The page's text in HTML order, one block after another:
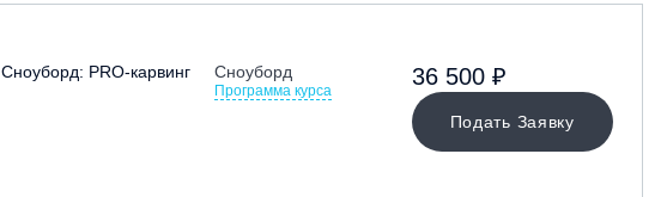
Сноуборд: PRO-карвинг Сноуборд
Программа курса
Подать Заявку
36 500 ₽